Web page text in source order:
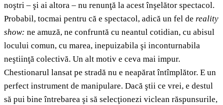
noştri – şi ai altora – nu renunţă la acest înşelător spectacol.
Probabil, tocmai pentru că e spectacol, adică un fel de reality
show: ne amuză, ne confruntă cu neantul cotidian, cu abisul
locului comun, cu marea, inepuizabila şi inconturnabila
neştiinţă colectivă. Un alt motiv e ceva mai impur.
Chestionarul lansat pe stradă nu e neapărat întîmplător. E un
perfect instrument de manipulare. Dacă ştii ce vrei, e destul
să pui bine întrebarea şi să selecţionezi viclean răspunsurile,